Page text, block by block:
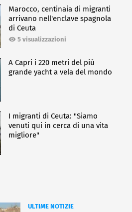
Marocco, centinaia di migranti
arrivano nell'enclave spagnola
di Ceuta
5 visualizzazioni
A Capri i 220 metri del più
grande yacht a vela del mondo
I migranti di Ceuta: "Siamo
venuti qui in cerca di una vita
migliore"
ULTIME NOTIZIE